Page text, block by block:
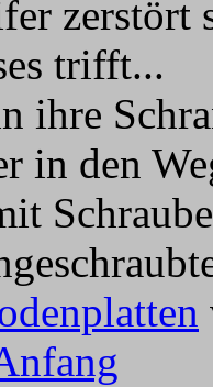
zerstört
trifft...
ihre
in den